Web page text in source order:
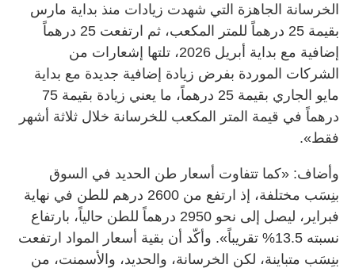
الخرسانة الجاهزة التي شهدت زيادات منذ بداية مارس
بقيمة 25 درهماً للمتر المكعب، ثم ارتفعت 25 درهماً
إضافية مع بداية أبريل 2026، تلتها إشعارات من
الشركات الموردة بفرض زيادة إضافية جديدة مع بداية
مايو الجاري بقيمة 25 درهماً، ما يعني زيادة بقيمة 75
درهماً في قيمة المتر المكعب للخرسانة خلال ثلاثة أشهر
فقط».
وأضاف: «كما تتفاوت أسعار طن الحديد في السوق
بنِسَب مختلفة، إذ ارتفع من 2600 درهم للطن في نهاية
فبراير، ليصل إلى نحو 2950 درهماً للطن حالياً، بارتفاع
نسبته 13.5% تقريباً». وأكّد أن بقية أسعار المواد ارتفعت
بنِسَب متباينة، لكن الخرسانة، والحديد، والأسمنت، من